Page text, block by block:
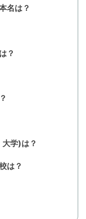
名は？
？
学)は？
は？